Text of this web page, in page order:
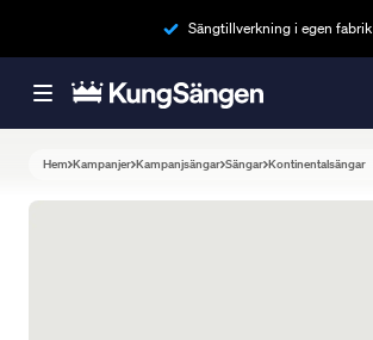
Sängtillverkning i egen fabrik
Hem Kampanjer Kampanjsängar Sängar Kontinentalsängar